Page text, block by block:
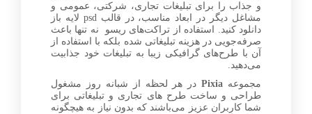
و جذاب را برای تبلیغات تجاری، شرکتی، عمومی و
مشاغل دیگر در ابعاد مناسب، در قالب psd لایه باز
دانلود کنید. استفاده از تراکت‌های ریسو نه تنها باعث
صرفه‌جویی در هزینه تبلیغاتی شده بلکه با استفاده از
آن با طرح‌های گرافیکی زیبا به تبلیغات خود جذابیت
می‌‌دهید.
مجموعه Pixia در هر لحظه از شبانه روز مشغول
طراحی و ساخت طرح های تجاری و تبلیغاتی برای
شما کاربران عزیز می‌باشند که بدون نیاز به هیچگونه